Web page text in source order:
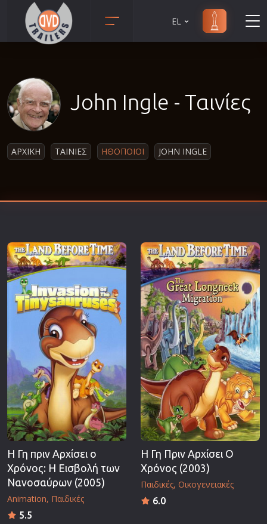
Αισθησιακές
Β' Παγκόσμιος Πόλεμος
Δραματικές
Επιβίωσης
Επιστημονικής Φαντασίας
Εποχής
Ερωτικές
Ευρωπαικός Κινηματογράφος
Θρησκευτικές
Θρίλερ
Ιστορικές
Καταστροφής
Κλασσικές
EL
John Ingle - Ταινίες
ΑΡΧΙΚΗ ΤΑΙΝΙΕΣ ΗΘΟΠΟΙΟΙ JOHN INGLE
Η Γη πριν Αρχίσει ο
Χρόνος: Η Εισβολή των
Νανοσαύρων (2005)
Animation Παιδικές
5.5
Η Γη Πριν Αρχίσει Ο
Χρόνος (2003)
Παιδικές Οικογενειακές
6.0